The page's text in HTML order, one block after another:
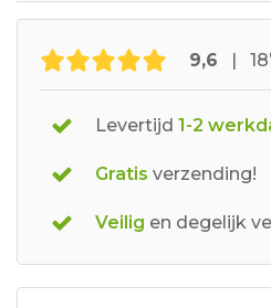
9,6 |
Levertijd 1-2
Gratis verzending!
Veilig en degelijk